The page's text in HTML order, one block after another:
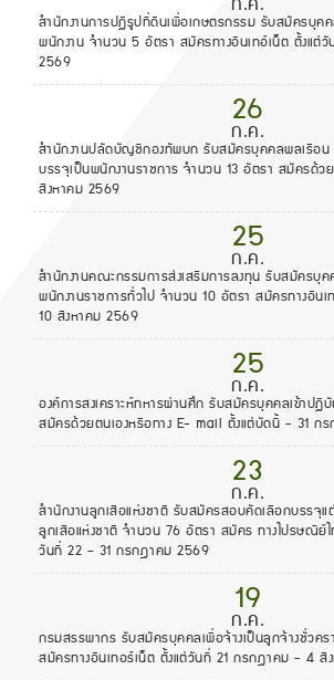
สำนักงานการปฏิรูปที่ดินเพื่อเกษตรกรรม รับสมัครบุค
พนักงาน จำนวน 5 อัตรา สมัครทางอินเทอ์เน็ต ตั้งแต่
2569
26
ก.ค.
สำนักงานปลัดบัญชีกองทัพบก รับสมัครบุคคลพลเรือน
บรรจุเป็นพนักงานราชการ จำนวน 13 อัตรา สมัครด้ว
สิงหาคม 2569
25
ก.ค.
สำนักงานคณะกรรมการส่งเสริมการลงทุน รับสมัครบุค
พนักงานราชการทั่วไป จำนวน 10 อัตรา สมัครทางอิน
10 สิงหาคม 2569
25
ก.ค.
องค์การสงเคราะห์ทหารผ่านศึก รับสมัครบุคคลเข้าปฏิ
สมัครด้วยตนเองหรือทาง E- mail ตั้งแต่บัดนี้ - 31 ก
23
ก.ค.
สํานักงานลูกเสือแห่งชาติ รับสมัครสอบคัดเลือกบรรจุแ
ลูกเสือแห่งชาติ จำนวน 76 อัตรา สมัคร ทางไปรษณีย์
วันที่ 22 – 31 กรกฎาคม 2569
19
ก.ค.
กรมสรรพากร รับสมัครบุคคลเพื่อจ้างเป็นลูกจ้างชั่วค
สมัครทางอินเทอร์เน็ต ตั้งแต่วันที่ 21 กรกฎาคม - 4 สิ